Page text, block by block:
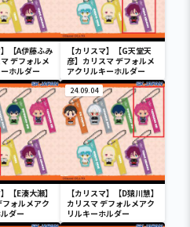
】【A伊藤ふみ
デフォルメ
ホルダー
【カリスマ】【G天堂天
彦】カリスマ デフォルメ
アクリルキーホルダー
【E湊大瀬】
フォルメアク
ダー
24.09.04
【カリスマ】【D猿川慧】
カリスマ デフォルメアク
リルキーホルダー